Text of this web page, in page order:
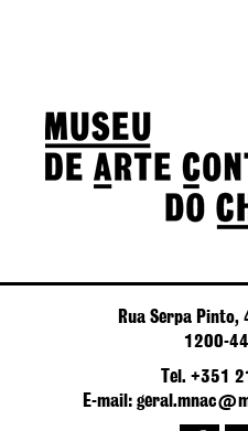
Rua Serpa Pinto,
1200-
Tel. +351
E-mail: